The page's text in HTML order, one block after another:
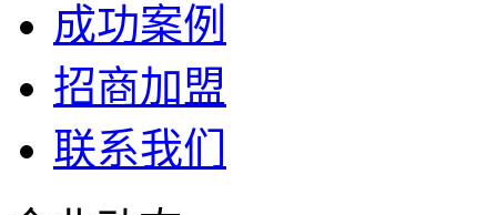
成功案例
招商加盟
联系我们